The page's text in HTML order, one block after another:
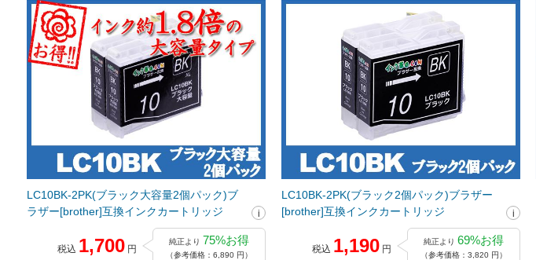
LC10BK-2PK(ブラック大容量2個パック)ブ
ラザー[brother]互換インクカートリッジ
税込 1,700 円
純正より 75%お得
（参考価格：6,890 円）
LC10BK-2PK(ブラック2個パック)ブラザー
[brother]互換インクカートリッジ
税込 1,190 円
純正より 69%お得
（参考価格：3,820 円）